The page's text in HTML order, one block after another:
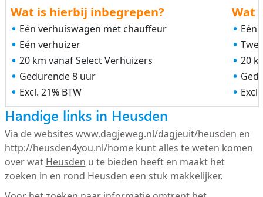
Wat is hierbij inbegrepen?
Eén verhuiswagen met chauffeur
Eén verhuizer
20 km vanaf Select Verhuizers
Gedurende 8 uur
Excl. 21% BTW
Wat
Eén
20
Excl.
Handige links in Heusden
Via de websites www.dagjeweg.nl/dagjeuit/heusden en
http://heusden4you.nl/homekunt alles te weten komen
over wat Heusden u te bieden heeft en maakt het
zoeken in en rond Heusden een stuk makkelijker.